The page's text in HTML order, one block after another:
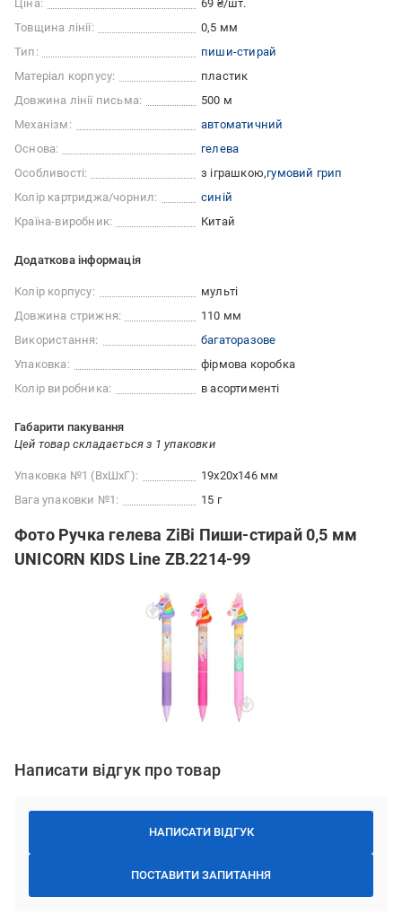
Ціна:
69 ₴/шт.
Товщина лінії:
0,5 мм
Тип:
пиши-стирай
Матеріал корпусу:
пластик
Довжина лінії письма:
500 м
Механізм:
автоматичний
Основа:
гелева
Особливості:
з іграшкою гумовий грип
Колір картриджа/чорнил:
синій
Країна-виробник:
Китай
Додаткова інформація
Колір корпусу:
мульті
Довжина стрижня:
110 мм
Використання:
багаторазове
Упаковка:
фірмова коробка
Колір виробника:
в асортименті
Габарити пакування
Цей товар складається з 1 упаковки
Упаковка №1 (ВхШхГ):
19x20x146 мм
Вага упаковки №1:
15 г
Фото Ручка гелева ZiBi Пиши-стирай 0,5 мм
UNICORN KIDS Line ZB.2214-99
Написати відгук про товар
НАПИСАТИ ВІДГУК
ПОСТАВИТИ ЗАПИТАННЯ